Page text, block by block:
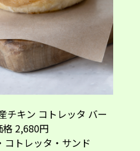
チキン コトレッタ バー
2,680円
トレッタ・サンド